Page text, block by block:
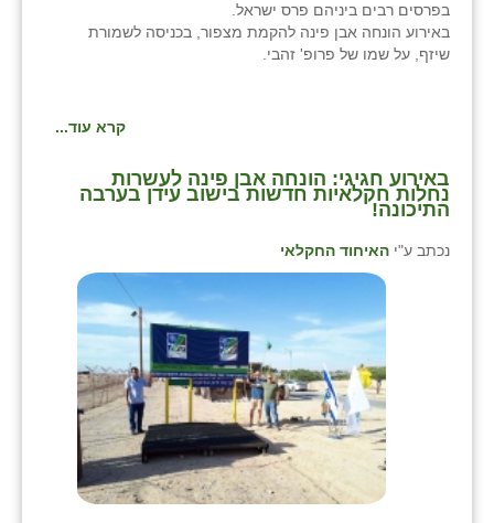
בפרסים רבים ביניהם פרס ישראל.
באירוע הונחה אבן פינה להקמת מצפור, בכניסה לשמורת
שיזף, על שמו של פרופ' זהבי.
קרא עוד...
באירוע חגיגי: הונחה אבן פינה לעשרות
נחלות חקלאיות חדשות בישוב עידן בערבה
התיכונה!
נכתב ע"י האיחוד החקלאי